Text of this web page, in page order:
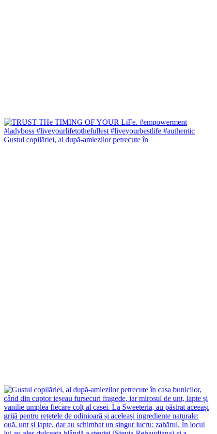
Gustul copilăriei, al după-amiezilor petrecute în